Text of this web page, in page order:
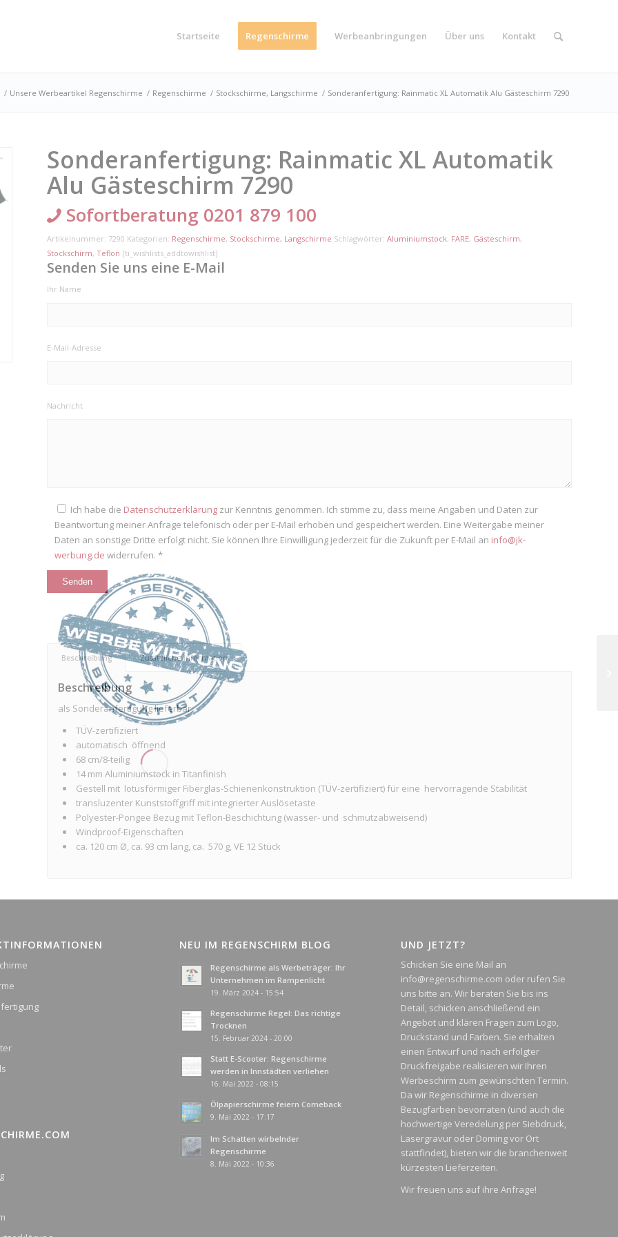
Startseite Regenschirme Werbeanbringungen Über uns Kontakt
/ Unsere Werbeartikel Regenschirme / Regenschirme / Stockschirme, Langschirme / Sonderanfertigung: Rainmatic XL Automatik Alu Gästeschirm 7290
Sonderanfertigung: Rainmatic XL Automatik
Alu Gästeschirm 7290
Sofortberatung 0201 879 100
Artikelnummer: 7290 Kategorien: Regenschirme, Stockschirme, Langschirme Schlagwörter:Aluminiumstock, FARE, Gästeschirm,
Stockschirm,Teflon [ti_wishlists_addtowishlist]
Senden Sie uns eine E-Mail
Ihr Name
E-Mail-Adresse
Nachricht
Ich habe die Datenschutzerklärung zur Kenntnis genommen. Ich stimme zu, dass meine Angaben und Daten zur
Beantwortung meiner Anfrage telefonisch oder per E-Mail erhoben und gespeichert werden. Eine Weitergabe meiner
Daten an sonstige Dritte erfolgt nicht. Sie können Ihre Einwilligung jederzeit für die Zukunft per E-Mail an info@jk-
werbung.de widerrufen. *
Beschreibung Zusätzliche Information
Beschreibung
als Sonderanfertigung lieferbar:
TÜV-zertifiziert
automatisch öffnend
68 cm/8-teilig
14 mm Aluminiumstock in Titanfinish
Gestell mit lotusförmiger Fiberglas-Schienenkonstruktion (TÜV-zertifiziert) für eine hervorragende Stabilität
transluzenter Kunststoffgriff mit integrierter Auslösetaste
Polyester-Pongee Bezug mit Teflon-Beschichtung (wasser- und schmutzabweisend)
Windproof-Eigenschaften
ca. 120 cm Ø, ca. 93 cm lang, ca. 570 g, VE 12 Stück
NEU IM REGENSCHIRM BLOG
Regenschirme als Werbeträger: Ihr
Unternehmen im Rampenlicht
19. März 2024 - 15:54
Regenschirme Regel: Das richtige
Trocknen
15. Februar 2024 - 20:00
Statt E-Scooter: Regenschirme
werden in Innstädten verliehen
16. Mai 2022 - 08:15
Ölpapierschirme feiern Comeback
9. Mai 2022 - 17:17
Im Schatten wirbelnder
Regenschirme
8. Mai 2022 - 10:36
UND JETZT?
Schicken Sie eine Mail an
info@regenschirme.com oder rufen Sie
uns bitte an. Wir beraten Sie bis ins
Detail, schicken anschließend ein
Angebot und klären Fragen zum Logo,
Druckstand und Farben. Sie erhalten
einen Entwurf und nach erfolgter
Druckfreigabe realisieren wir Ihren
Werbeschirm zum gewünschten Termin.
Da wir Regenschirme in diversen
Bezugfarben bevorraten (und auch die
hochwertige Veredelung per Siebdruck,
Lasergravur oder Doming vor Ort
stattfindet), bieten wir die branchenweit
kürzesten Lieferzeiten.
Wir freuen uns auf ihre Anfrage!